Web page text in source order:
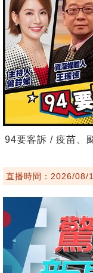
94要客訴 / 疫苗、
直播時間：2026/08/